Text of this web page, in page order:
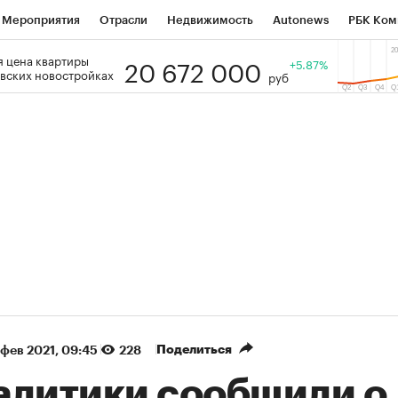
Мероприятия Отрасли Недвижимость Autonews РБК
РБК Образование Тренды
цена квартиры
новостройках
20 672 000 руб
+5.87%
фев 2021, 09:45 228 Поделиться